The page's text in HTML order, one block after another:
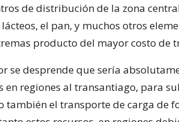
de distribución de la zona
el pan, y muchos otros
producto del mayor costo de
se desprende que sería
en regiones al transantiago, para
también el transporte de carga de